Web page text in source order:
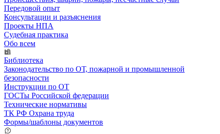
Передовой опыт
Консультации и разъяснения
Проекты НПА
Судебная практика
Обо всем
Библиотека
Законодательство по ОТ, пожарной и промышленной
безопасности
Инструкции по ОТ
ГОСТы Российской федерации
Технические нормативы
ТК РФ Охрана труда
Формы/шаблоны документов